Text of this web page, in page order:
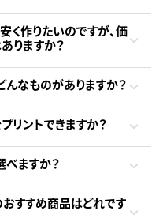
く作りたいのですが、価
りますか？
なものがありますか？
リントできますか？
ますか？
すすめ商品はどれです